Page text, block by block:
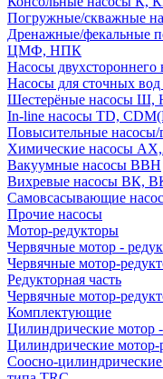
Погружные/скважные
Дренажные/
ЦМФ, НПК
Насосы
Насосы для сточных
Шестерёные насосы
In-line насосы TD,
Повысительные
Химические насосы
Вакуумные насосы ВВН
Вихревые насосы ВК,
Самовсасывающие
Прочие насосы
Мотор-редукторы
Червячные мотор -
Червячные мотор-
Редукторная часть
Червячные мотор-
Комплектующие
Цилиндрические мотор
Цилиндрические мотор-
Соосно-